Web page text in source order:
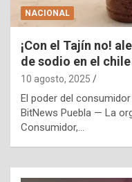
NACIONAL
¡Con el Tajín no!
de sodio en el
10 agosto, 2025
El poder del
BitNews Puebla — La
Consumidor,…